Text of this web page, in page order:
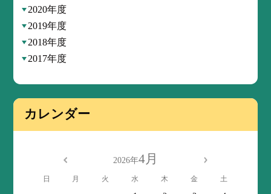
2020年度
2019年度
2018年度
2017年度
カレンダー
2026年4月
日 月 火 水 木 金 土